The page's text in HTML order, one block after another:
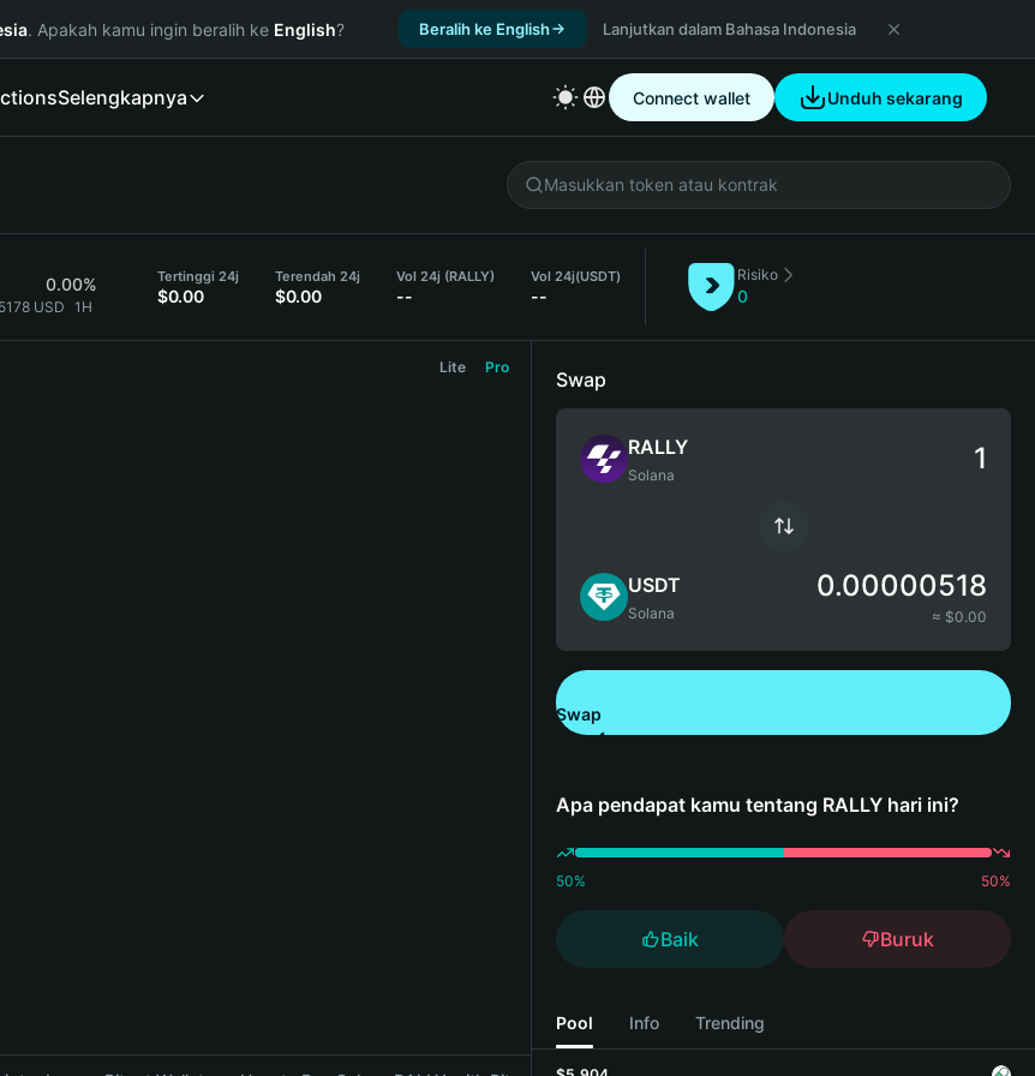
. Apakah kamu ingin beralih ke English? Beralih ke English Lanjutkan dalam Bahasa Indonesia
Selengkapnya Connect wallet Unduh sekarang
0.00%
USD 1H
Tertinggi 24j
$0.00
Terendah 24j
$0.00
Vol 24j (RALLY)
--
Vol 24j(USDT)
--
Risiko
0
Lite Pro
Swap
RALLY
Solana
USDT
Solana
0.00000518
≈ $0.00
Swap
Apa pendapat kamu tentang RALLY hari ini?
50% 50%
Baik Buruk
Pool Info Trending